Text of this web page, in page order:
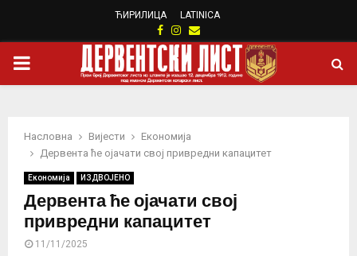
ЋИРИЛИЦА LATINICA
Facebook
Instagram
Email
PRIMARY
Насловна Вијести
Eкономија
Дервента ће ојачати свој привредни капацитет
Eкономија ИЗДВОЈЕНО
Дервента ће ојачати свој
привредни капацитет
11/11/2025